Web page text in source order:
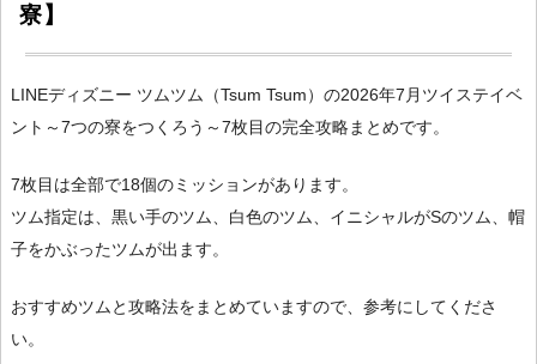
寮】
LINEディズニー ツムツム（Tsum Tsum）の2026年7月ツイステイベ
ント～7つの寮をつくろう～7枚目の完全攻略まとめです。
7枚目は全部で18個のミッションがあります。
ツム指定は、黒い手のツム、白色のツム、イニシャルがSのツム、帽
子をかぶったツムが出ます。
おすすめツムと攻略法をまとめていますので、参考にしてくださ
い。